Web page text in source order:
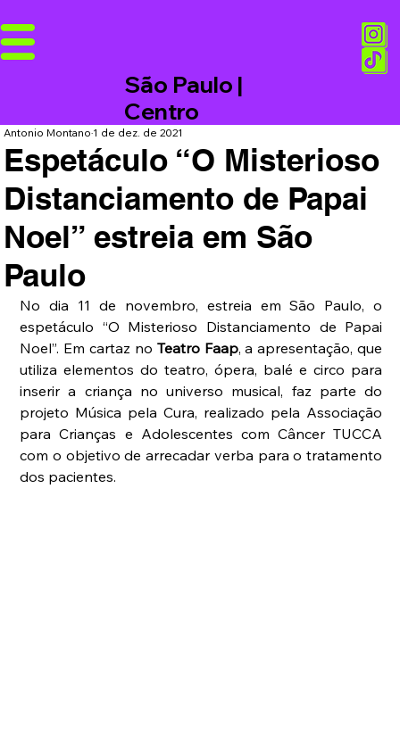
São Paulo |
Centro
Espetáculo “O Misterioso
Distanciamento de Papai
Noel” estreia em São
Paulo
Antonio Montano1 de dez. de 2021
No dia 11 de novembro, estreia em São Paulo, o
espetáculo “O Misterioso Distanciamento de Papai
Noel”. Em cartaz no Teatro Faap, a apresentação, que
utiliza elementos do teatro, ópera, balé e circo para
inserir a criança no universo musical, faz parte do
projeto Música pela Cura, realizado pela Associação
para Crianças e Adolescentes com Câncer TUCCA
com o objetivo de arrecadar verba para o tratamento
dos pacientes.